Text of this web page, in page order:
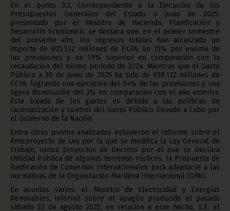
En el punto 3.2, correspondiente a la Ejecución de los
Presupuestos Generales del Estado a junio de 2025,
presentado por el Ministro de Hacienda, Planificación y
Desarrollo Económico, se destaca que, en el primer semestre
del presente año, los Ingresos totales han alcanzado un
importe de 805.532 millones de F.CFA, un 15% por encima de
las previsiones y un 19% superior en comparación con la
recaudación del mismo periodo de 2024. Mientras que el Gasto
Público a 30 de junio de 2025 ha sido de 658.122 millones de
F.CFA, logrando una ejecución del 94% de las previsiones y una
ligera disminución del 2% en comparación con el año anterior.
Esta bajada de los gastos es debido a las políticas de
racionalización y control del Gasto Público llevado a cabo por
el Gobierno de la Nación.
Entre otros puntos analizados estuvieron el Informe sobre el
Anteproyecto de Ley por la que se modifica la Ley General de
Trabajo, varios proyectos de Decreto por el que se Declara
Utilidad Pública de algunos terrenos rústicos, la Propuesta de
Ratificación de Convenios Internacionales para adaptarse a las
normativas de la Organización Marítima Internacional (OMI).
En asuntos varios, el Ministro de Electricidad y Energías
Renovables, informó sobre el apagón producido el pasado
sábado 23 de agosto 2025; en relación a este hecho, S.E. el